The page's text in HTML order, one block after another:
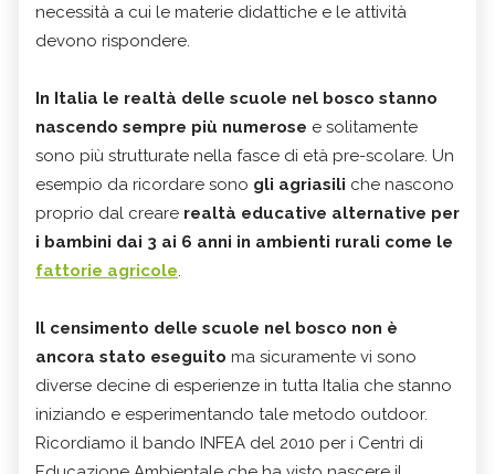
necessità a cui le materie didattiche e le attività
devono rispondere.
In Italia le realtà delle scuole nel bosco stanno
nascendo sempre più numerose e solitamente
sono più strutturate nella fasce di età pre-scolare. Un
esempio da ricordare sono gli agriasili che nascono
proprio dal creare realtà educative alternative per
i bambini dai 3 ai 6 anni in ambienti rurali come le
fattorie agricole.
Il censimento delle scuole nel bosco non è
ancora stato eseguito ma sicuramente vi sono
diverse decine di esperienze in tutta Italia che stanno
iniziando e esperimentando tale metodo outdoor.
Ricordiamo il bando INFEA del 2010 per i Centri di